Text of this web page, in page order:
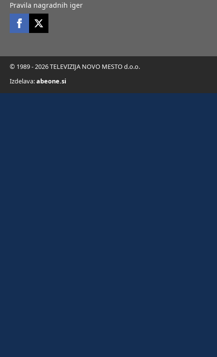
Pravila nagradnih iger
© 1989 - 2026 TELEVIZIJA NOVO MESTO d.o.o.
Izdelava:abeone.si